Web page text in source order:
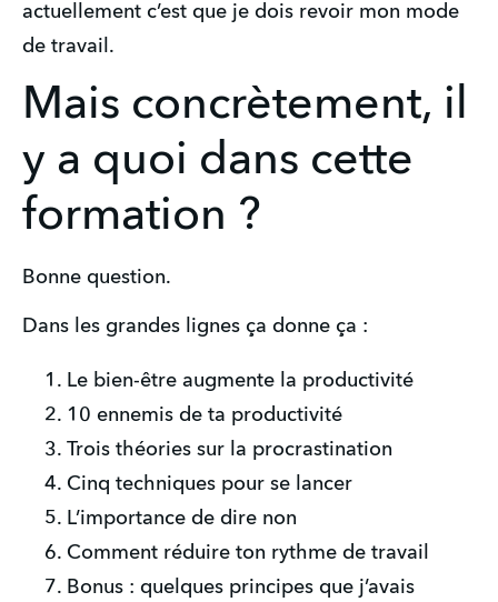
actuellement c’est que je dois revoir mon mode
de travail.
Mais concrètement, il
y a quoi dans cette
formation ?
Bonne question.
Dans les grandes lignes ça donne ça :
Le bien-être augmente la productivité
10 ennemis de ta productivité
Trois théories sur la procrastination
Cinq techniques pour se lancer
L’importance de dire non
Comment réduire ton rythme de travail
Bonus : quelques principes que j’avais